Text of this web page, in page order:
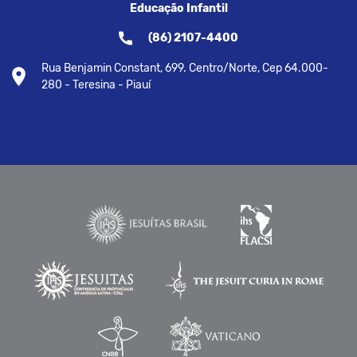
Educação Infantil
(86) 2107-4400
Rua Benjamin Constant, 699. Centro/Norte, Cep 64.000-
280 - Teresina - Piauí